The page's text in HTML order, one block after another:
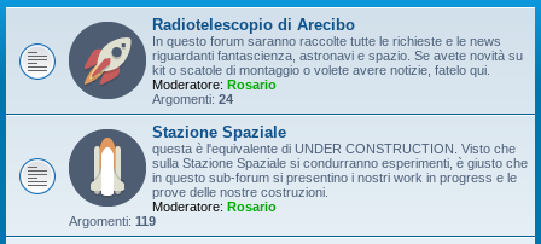
Radiotelescopio di Arecibo
In questo forum saranno raccolte tutte le richieste e le news
riguardanti fantascienza, astronavi e spazio. Se avete novità su
kit o scatole di montaggio o volete avere notizie, fatelo qui.
Moderatore: Rosario
Argomenti: 24
Stazione Spaziale
questa è l'equivalente di UNDER CONSTRUCTION. Visto che
sulla Stazione Spaziale si condurranno esperimenti, è giusto che
in questo sub-forum si presentino i nostri work in progress e le
prove delle nostre costruzioni.
Moderatore: Rosario
Argomenti: 119